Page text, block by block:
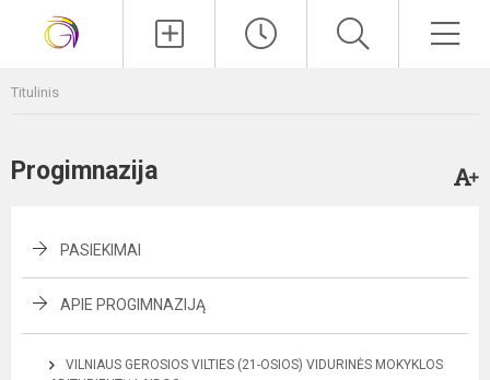
Titulinis
Progimnazija
PASIEKIMAI
APIE PROGIMNAZIJĄ
VILNIAUS GEROSIOS VILTIES (21-OSIOS) VIDURINĖS MOKYKLOS